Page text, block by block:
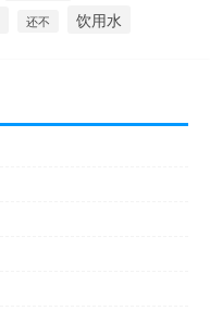
还不 饮用水